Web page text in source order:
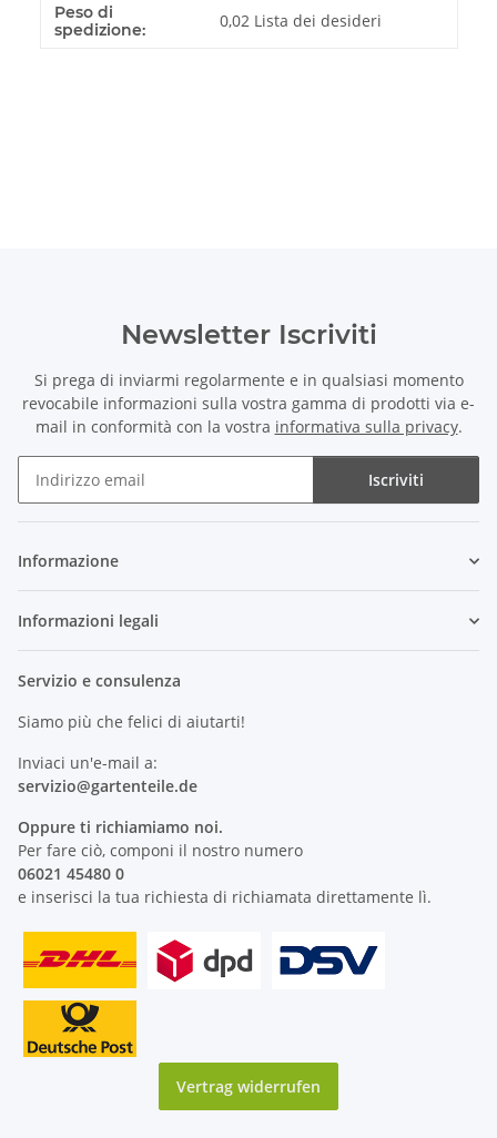
Caratteristica del prodotto
Valore
Peso di
spedizione:
0,02 Lista dei desideri
Newsletter Iscriviti
Si prega di inviarmi regolarmente e in qualsiasi momento
revocabile informazioni sulla vostra gamma di prodotti via e-
mail in conformità con la vostra informativa sulla privacy.
Iscriviti
Informazione
Informazioni legali
Servizio e consulenza
Siamo più che felici di aiutarti!
Inviaci un'e-mail a:
servizio@gartenteile.de
Oppure ti richiamiamo noi.
Per fare ciò, componi il nostro numero
06021 45480 0
e inserisci la tua richiesta di richiamata direttamente lì.
Vertrag widerrufen